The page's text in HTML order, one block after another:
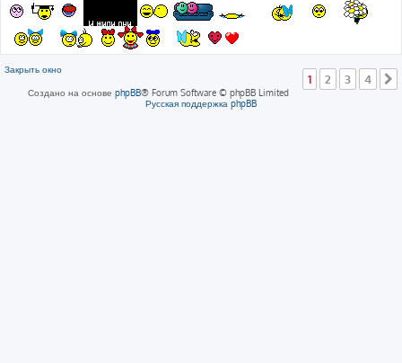
1 2 3 4
Закрыть окно
Создано на основе phpBB® Forum Software © phpBB Limited
Русская поддержка phpBB